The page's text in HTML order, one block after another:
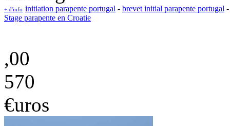
+ d'info initiation parapente portugal - brevet initial parapente portugal
Stage parapente en Croatie
,00
570
€uros